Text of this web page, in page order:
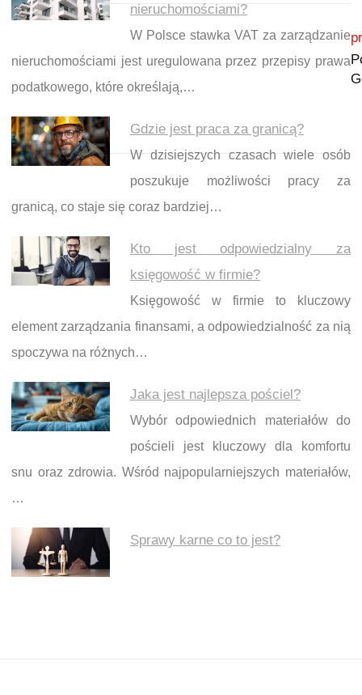
nieruchomościami?
W Polsce stawka VAT za zarządzanie
nieruchomościami jest uregulowana przez przepisy prawa
podatkowego, które określają,…
Gdzie jest praca za granicą?
W dzisiejszych czasach wiele osób
poszukuje możliwości pracy za
granicą, co staje się coraz bardziej…
Kto jest odpowiedzialny za
księgowość w firmie?
Księgowość w firmie to kluczowy
element zarządzania finansami, a odpowiedzialność za nią
spoczywa na różnych…
Jaka jest najlepsza pościel?
Wybór odpowiednich materiałów do
pościeli jest kluczowy dla komfortu
snu oraz zdrowia. Wśród najpopularniejszych materiałów,
…
Sprawy karne co to jest?
Nawigacja wpisu